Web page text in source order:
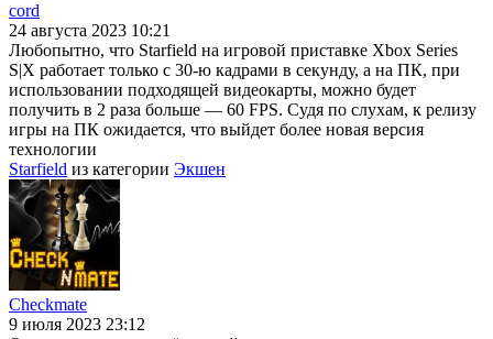
cord
24 августа 2023 10:21
Любопытно, что Starfield на игровой приставке Xbox Series
S|X работает только с 30-ю кадрами в секунду, а на ПК, при
использовании подходящей видеокарты, можно будет
получить в 2 раза больше — 60 FPS. Судя по слухам, к релизу
игры на ПК ожидается, что выйдет более новая версия
технологии
Starfield из категории Экшен
Checkmate
9 июля 2023 23:12